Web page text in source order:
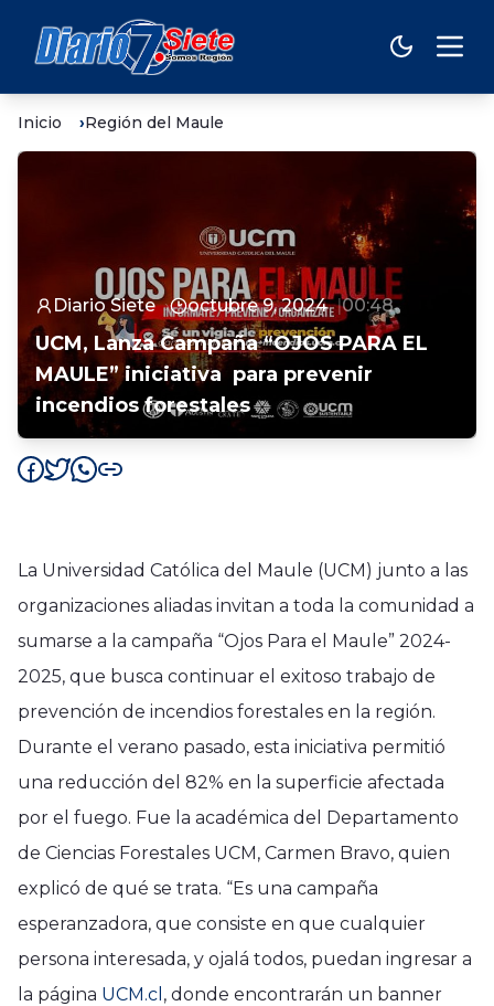
Inicio Región del Maule
Diario Siete octubre 9, 2024 00:48
UCM, Lanza Campaña “OJOS PARA EL
MAULE” iniciativa para prevenir
incendios forestales
La Universidad Católica del Maule (UCM) junto a las
organizaciones aliadas invitan a toda la comunidad a
sumarse a la campaña “Ojos Para el Maule” 2024-
2025, que busca continuar el exitoso trabajo de
prevención de incendios forestales en la región.
Durante el verano pasado, esta iniciativa permitió
una reducción del 82% en la superficie afectada
por el fuego. Fue la académica del Departamento
de Ciencias Forestales UCM, Carmen Bravo, quien
explicó de qué se trata. “Es una campaña
esperanzadora, que consiste en que cualquier
persona interesada, y ojalá todos, puedan ingresar a
la página UCM.cl , donde encontrarán un banner